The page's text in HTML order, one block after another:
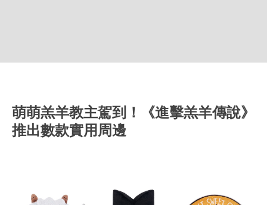
萌萌羔羊教主駕到！《進擊羔羊傳說》
推出數款實用周邊